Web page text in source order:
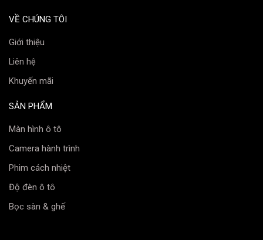
VỀ CHÚNG TÔI
Giới thiệu
Liên hệ
Khuyến mãi
SẢN PHẨM
Màn hình ô tô
Camera hành trình
Phim cách nhiệt
Độ đèn ô tô
Bọc sàn & ghế